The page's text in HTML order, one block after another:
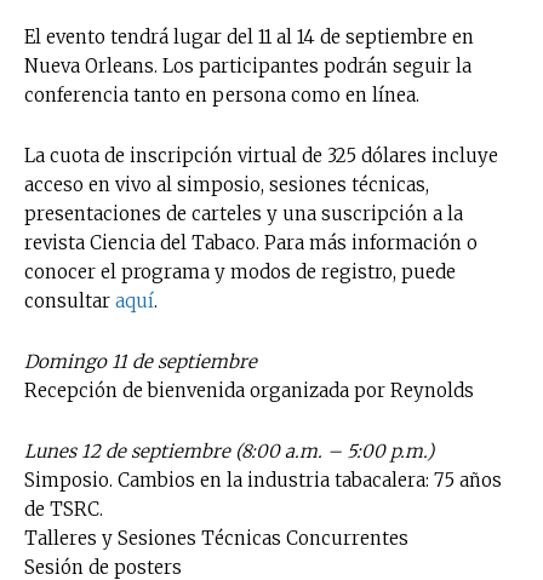
El evento tendrá lugar del 11 al 14 de septiembre en
Nueva Orleans. Los participantes podrán seguir la
conferencia tanto en persona como en línea.
La cuota de inscripción virtual de 325 dólares incluye
acceso en vivo al simposio, sesiones técnicas,
presentaciones de carteles y una suscripción a la
revista Ciencia del Tabaco. Para más información o
conocer el programa y modos de registro, puede
consultar aquí.
Domingo 11 de septiembre
Recepción de bienvenida organizada por Reynolds
Lunes 12 de septiembre (8:00 a.m. – 5:00 p.m.)
Simposio. Cambios en la industria tabacalera: 75 años
de TSRC.
Talleres y Sesiones Técnicas Concurrentes
Sesión de posters